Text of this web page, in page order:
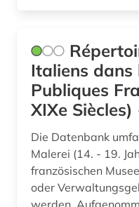
katalog (3)
klimawandel (1)
kloster (1)
kolonialismus (2)
kommentare (2)
Italiens dans
Publiques
XIXe Siècles)
Die Datenbank
Malerei (14. - 19.
französischen
oder
werden.